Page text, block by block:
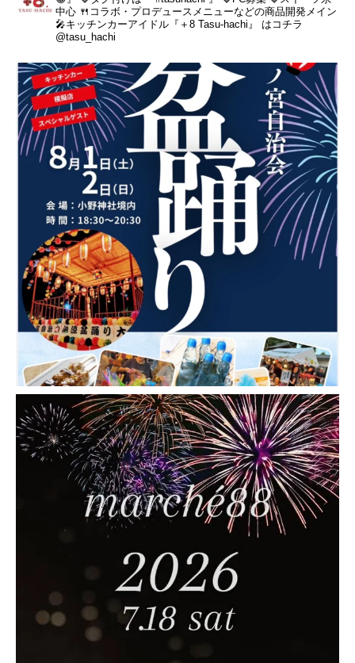
中心 🍴コラボ・プロデュースメニューなどの商品開発メイン
🎤キッチンカーアイドル『＋8 Tasu-hachi』 はコチラ
@tasu_hachi